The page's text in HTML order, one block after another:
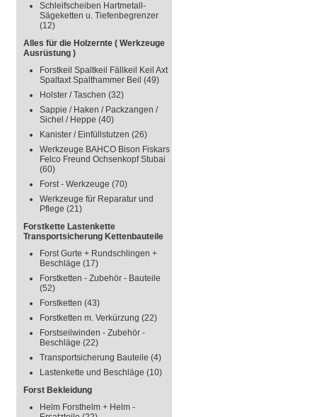
Schleifscheiben Hartmetall-
Sägeketten u. Tiefenbegrenzer
(12)
Alles für die Holzernte ( Werkzeuge
Ausrüstung )
Forstkeil Spaltkeil Fällkeil Keil Axt
Spaltaxt Spalthammer Beil (49)
Holster / Taschen (32)
Sappie / Haken / Packzangen /
Sichel / Heppe (40)
Kanister / Einfüllstutzen (26)
Werkzeuge BAHCO Bison Fiskars
Felco Freund Ochsenkopf Stubai
(60)
Forst - Werkzeuge (70)
Werkzeuge für Reparatur und
Pflege (21)
Forstkette Lastenkette
Transportsicherung Kettenbauteile
Forst Gurte + Rundschlingen +
Beschläge (17)
Forstketten - Zubehör - Bauteile
(52)
Forstketten (43)
Forstketten m. Verkürzung (22)
Forstseilwinden - Zubehör -
Beschläge (22)
Transportsicherung Bauteile (4)
Lastenkette und Beschläge (10)
Forst Bekleidung
Helm Forsthelm + Helm -